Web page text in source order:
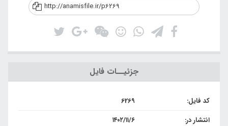
http://anamisfile.ir/p6269
جزئیــات فایل
کد فایل:
6269
انتشار در:
۱۴۰۲/۱۱/۶